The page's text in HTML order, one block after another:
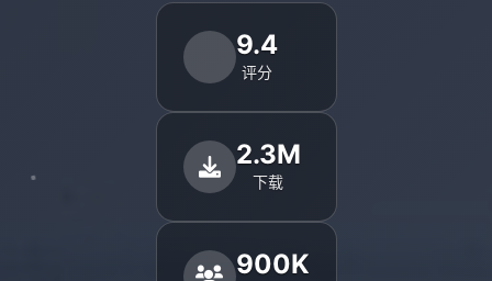
9.4
评分
2.3M
下载
900K